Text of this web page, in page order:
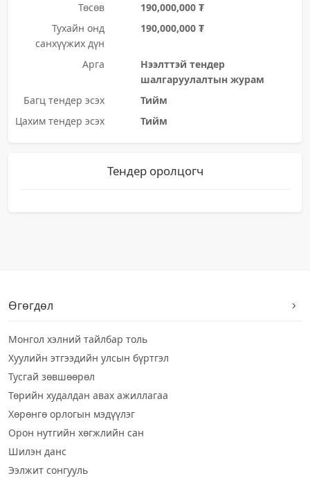
Төсөв
190,000,000 ₮
Тухайн онд
санхүүжих дүн
190,000,000 ₮
Арга
Нээлттэй тендер
шалгаруулалтын журам
Багц тендер эсэх
Тийм
Цахим тендер эсэх
Тийм
Тендер оролцогч
Өгөгдөл
Монгол хэлний тайлбар толь
Хуулийн этгээдийн улсын бүртгэл
Тусгай зөвшөөрөл
Төрийн худалдан авах ажиллагаа
Хөрөнгө орлогын мэдүүлэг
Орон нутгийн хөгжлийн сан
Шилэн данс
Ээлжит сонгууль